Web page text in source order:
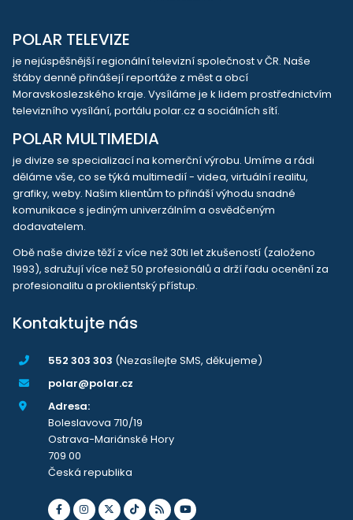
POLAR TELEVIZE
je nejúspěšnější regionální televizní společnost v ČR. Naše
štáby denně přinášejí reportáže z měst a obcí
Moravskoslezského kraje. Vysíláme je k lidem prostřednictvím
televizního vysílání, portálu polar.cz a sociálních sítí.
POLAR MULTIMEDIA
je divize se specializací na komerční výrobu. Umíme a rádi
děláme vše, co se týká multimedií - videa, virtuální realitu,
grafiky, weby. Našim klientům to přináší výhodu snadné
komunikace s jediným univerzálním a osvědčeným
dodavatelem.
Obě naše divize těží z více než 30ti let zkušeností (založeno
1993), sdružují více než 50 profesionálů a drží řadu ocenění za
profesionalitu a proklientský přístup.
Kontaktujte nás
552 303 303 (Nezasílejte SMS, děkujeme)
polar@polar.cz
Adresa:
Boleslavova 710/19
Ostrava-Mariánské Hory
709 00
Česká republika